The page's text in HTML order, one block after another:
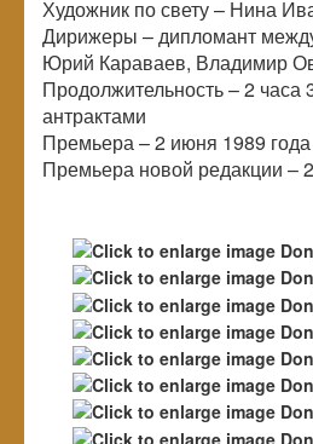
Художник по свету – Нина
Дирижеры – дипломант
Юрий Караваев, Владимир
Продолжительность – 2 часа
антрактами
Премьера – 2 июня 1989 года
Премьера новой редакции –